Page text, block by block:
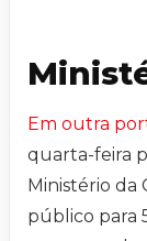
Em outra
quarta-feira
Ministério da
público para